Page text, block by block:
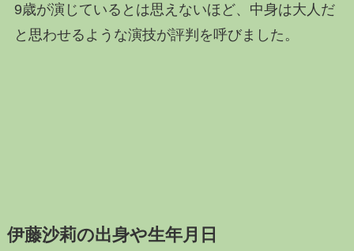
9歳が演じているとは思えないほど、中身は大人だ
と思わせるような演技が評判を呼びました。
伊藤沙莉の出身や生年月日